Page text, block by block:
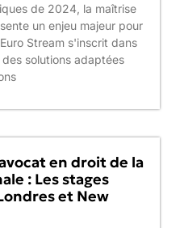
de 2024, la maîtrise
un enjeu majeur pour
Stream s'inscrit dans
solutions adaptées
en droit de la
: Les stages
et New